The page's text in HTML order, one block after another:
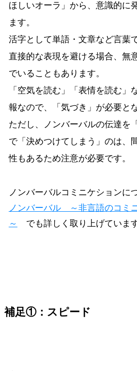
ほしいオーラ」から、意識的に
ます。
活字として単語・文章など言葉
直接的な表現を避ける場合、無
でいることもあります。
「空気を読む」「表情を読む」
報なので、「気づき」が必要と
ただし、ノンバーバルの伝達を
で「決めつけてしまう」のは、
性もあるため注意が必要です。
ノンバーバルコミニケションに
ノンバーバル ～非言語のコミ
～
でも詳しく取り上げています
補足①：スピード